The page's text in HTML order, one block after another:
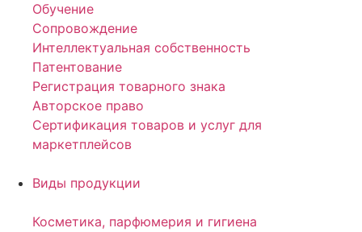
Обучение
Сопровождение
Интеллектуальная собственность
Патентование
Регистрация товарного знака
Авторское право
Сертификация товаров и услуг для
маркетплейсов
Виды продукции
Косметика, парфюмерия и гигиена